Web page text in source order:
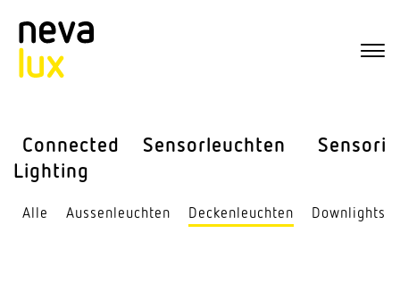
Connected
Lighting
Sensor­leuchten Sensorik
Alle Aussen­leuchten Decken­leuchten Down­lights